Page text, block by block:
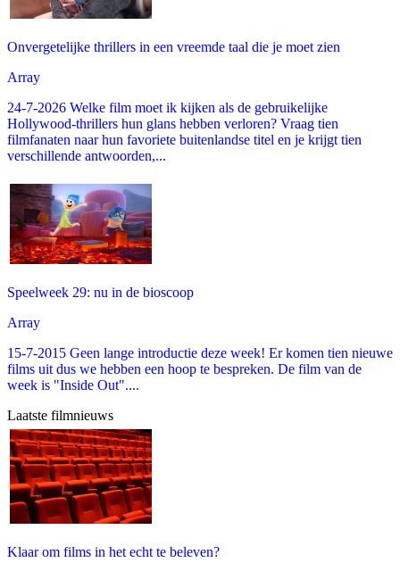
Onvergetelijke thrillers in een vreemde taal die je moet zien
Array
24-7-2026 Welke film moet ik kijken als de gebruikelijke
Hollywood-thrillers hun glans hebben verloren? Vraag tien
filmfanaten naar hun favoriete buitenlandse titel en je krijgt tien
verschillende antwoorden,...
Speelweek 29: nu in de bioscoop
Array
15-7-2015 Geen lange introductie deze week! Er komen tien nieuwe
films uit dus we hebben een hoop te bespreken. De film van de
week is "Inside Out"....
Laatste filmnieuws
Klaar om films in het echt te beleven?